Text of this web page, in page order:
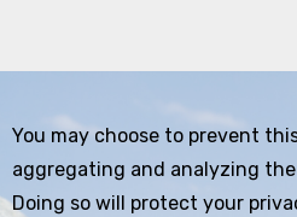
You may choose to prevent
aggregating and analyzing
Doing so will protect your